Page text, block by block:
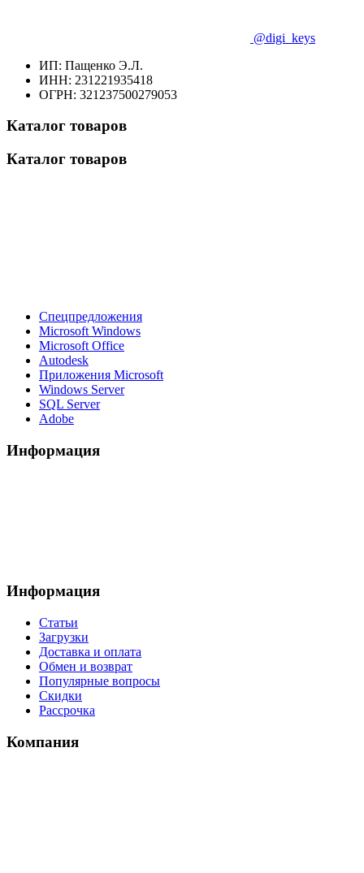
@digi_keys
ИП: Пащенко Э.Л.
ИНН: 231221935418
ОГРН: 321237500279053
Каталог товаров
Каталог товаров
Спецпредложения
Microsoft Windows
Microsoft Office
Autodesk
Приложения Microsoft
Windows Server
SQL Server
Adobe
Информация
Информация
Статьи
Загрузки
Доставка и оплата
Обмен и возврат
Популярные вопросы
Скидки
Рассрочка
Компания